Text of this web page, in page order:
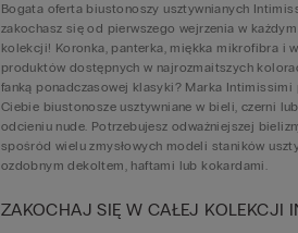
Bogata oferta biustonoszy usztywnianych
zakochasz się od pierwszego wejrzenia w
kolekcji! Koronka, panterka, miękka mikrofibra i
produktów dostępnych w najrozmaitszych
fanką ponadczasowej klasyki? Marka Intimissimi
Ciebie biustonosze usztywniane w bieli, czerni
odcieniu nude. Potrzebujesz odważniejszej
spośród wielu zmysłowych modeli staników
ozdobnym dekoltem, haftami lub kokardami.
ZAKOCHAJ SIĘ W CAŁEJ KOLEKCJI